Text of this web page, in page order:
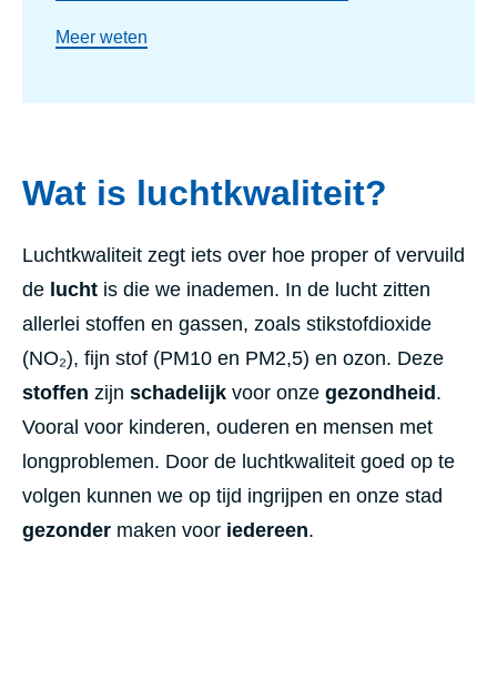
Meer weten
Wat is luchtkwaliteit?
Luchtkwaliteit zegt iets over hoe proper of vervuild
de lucht is die we inademen. In de lucht zitten
allerlei stoffen en gassen, zoals stikstofdioxide
(NO₂), fijn stof (PM10 en PM2,5) en ozon. Deze
stoffen zijn schadelijk voor onze gezondheid .
Vooral voor kinderen, ouderen en mensen met
longproblemen. Door de luchtkwaliteit goed op te
volgen kunnen we op tijd ingrijpen en onze stad
gezonder maken voor iedereen.